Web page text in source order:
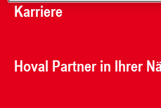
Karriere
Hoval Partner in Ihrer